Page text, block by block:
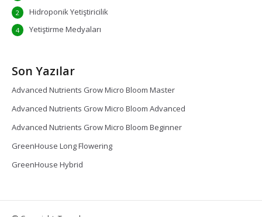
Hidroponik Yetiştiricilik
2
Yetiştirme Medyaları
4
Son Yazılar
Advanced Nutrients Grow Micro Bloom Master
Advanced Nutrients Grow Micro Bloom Advanced
Advanced Nutrients Grow Micro Bloom Beginner
GreenHouse Long Flowering
GreenHouse Hybrid